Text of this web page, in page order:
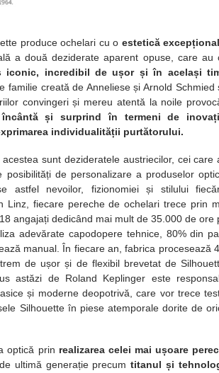
produce ochelari cu o estetică
a două deziderate aparent opuse, care au
iconic, incredibil de ușor și în același
familie creată de Anneliese și Arnold Schmied
convingeri și mereu atentă la noile
și surprind în termeni de
individualității purtătorului.
sunt dezideratele austriecilor, cei care
de personalizare a produselor
astfel nevoilor, fizionomiei și stilului
Linz, fiecare pereche de ochelari trece prin
angajați dedicând mai mult de 35.000 de ore
adevărate capodopere tehnice, 80% din
manual. În fiecare an, fabrica procesează
de ușor și de flexibil brevetat de
astăzi de Roland Keplinger este
și moderne deopotrivă, care vor trece
Silhouette în piese atemporale dorite de
optică prin realizarea celei mai ușoare
ultimă generație precumtitanul și